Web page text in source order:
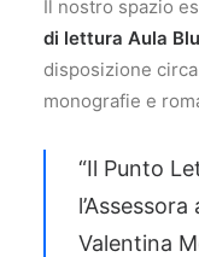
Il nostro spazio
di lettura Aula
disposizione
monografie e
“Il Punto
Valentina